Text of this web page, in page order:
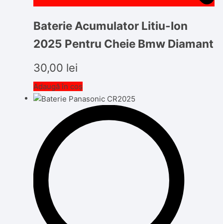
Baterie Acumulator Litiu-Ion
2025 Pentru Cheie Bmw Diamant
30,00 lei
Adaugă în coș